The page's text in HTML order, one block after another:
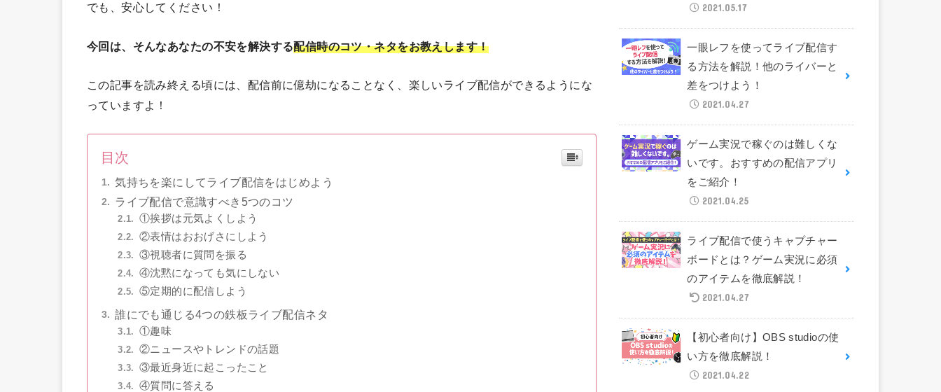
でも、安心してください！
今回は、そんなあなたの不安を解決する配信時のコツ・ネタをお教えします！
この記事を読み終える頃には、配信前に億劫になることなく、楽しいライブ配信ができるようにな
っていますよ！
目次
気持ちを楽にしてライブ配信をはじめよう
ライブ配信で意識すべき5つのコツ
①挨拶は元気よくしよう
②表情はおおげさにしよう
③視聴者に質問を振る
④沈黙になっても気にしない
⑤定期的に配信しよう
誰にでも通じる4つの鉄板ライブ配信ネタ
①趣味
②ニュースやトレンドの話題
③最近身近に起こったこと
④質問に答える
2021.05.17
一眼レフを使ってライブ配信す
る方法を解説！他のライバーと
差をつけよう！
2021.04.27
ゲーム実況で稼ぐのは難しくな
いです。おすすめの配信アプリ
をご紹介！
2021.04.25
ライブ配信で使うキャプチャー
ボードとは？ゲーム実況に必須
のアイテムを徹底解説！
2021.04.27
【初心者向け】OBS studioの使
い方を徹底解説！
2021.04.22